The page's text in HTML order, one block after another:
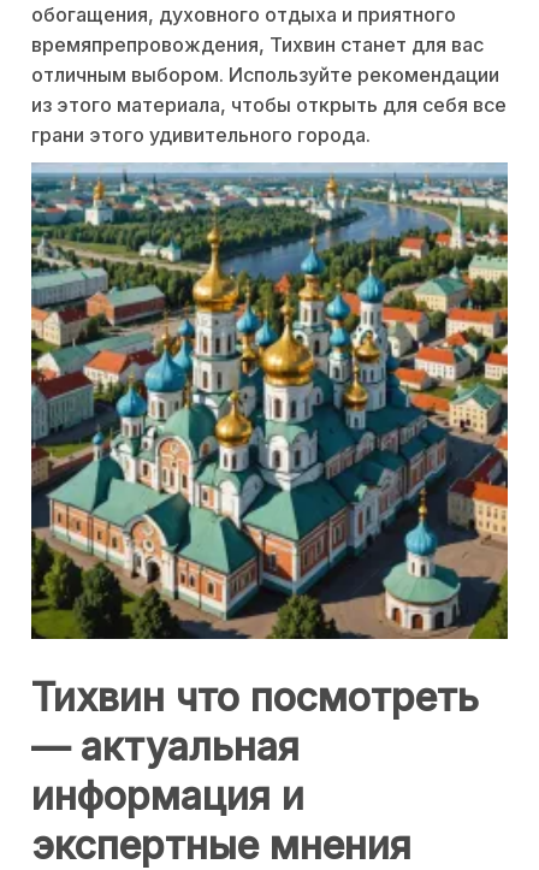
обогащения, духовного отдыха и приятного
времяпрепровождения, Тихвин станет для вас
отличным выбором. Используйте рекомендации
из этого материала, чтобы открыть для себя все
грани этого удивительного города.
Тихвин что посмотреть
— актуальная
информация и
экспертные мнения